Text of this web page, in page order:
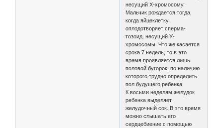
несущий Х-хромосому.
Мальчик рождается тогда,
когда яйцеклетку
оплодотворяет сперма-
тозоид, несущий У-
хромосомы. Что же касается
срока 7 недель, то в это
время проявляется лишь
половой бугорок, по наличию
которого трудно определить
пол будущего ребенка.
К восьми неделям желудок
ребенка выделяет
желудочный сок. В это время
можно слышать его
сердцебиение с помощью